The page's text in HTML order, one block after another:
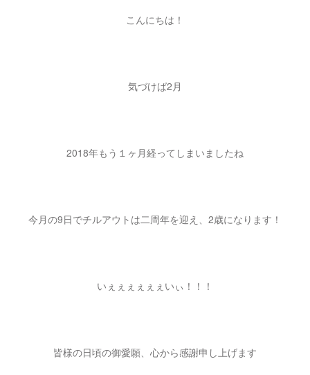
こんにちは！
気づけば2月
2018年もう１ヶ月経ってしまいましたね
今月の9日でチルアウトは二周年を迎え、2歳になります！
いぇぇぇぇぇぇいぃ！！！
皆様の日頃の御愛願、心から感謝申し上げます